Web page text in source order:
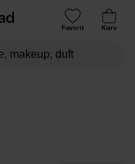
Favorit Kurv